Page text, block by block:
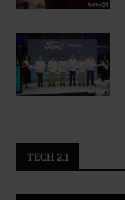
TECH 2.1